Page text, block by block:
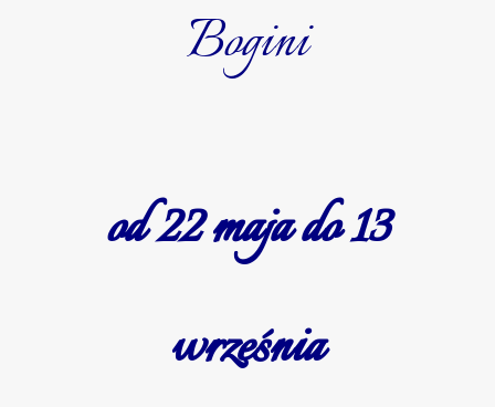
Bogini
od 22 maja do 13
września